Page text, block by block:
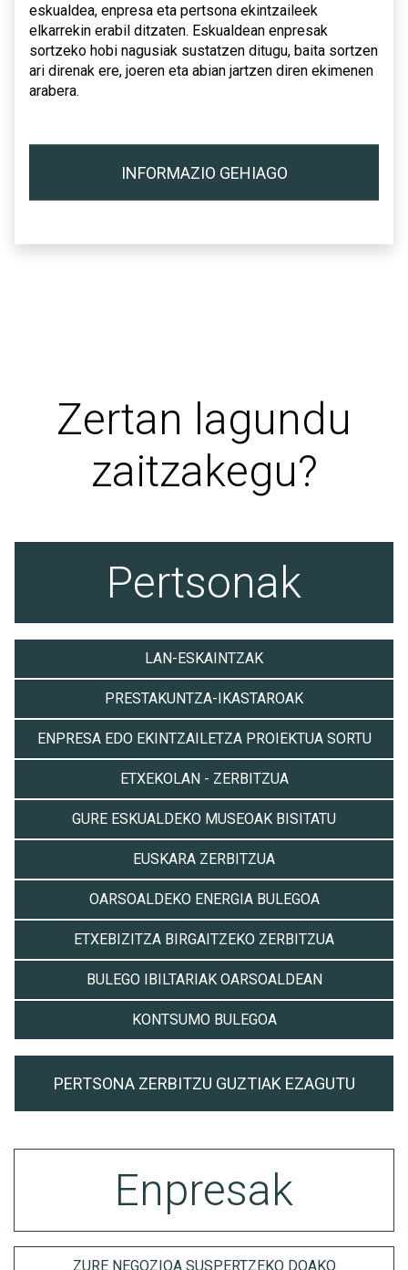
eskualdea, enpresa eta pertsona ekintzaileek
elkarrekin erabil ditzaten. Eskualdean enpresak
sortzeko hobi nagusiak sustatzen ditugu, baita sortzen
ari direnak ere, joeren eta abian jartzen diren ekimenen
arabera.
INFORMAZIO GEHIAGO
Zertan lagundu
zaitzakegu?
Pertsonak
LAN-ESKAINTZAK
PRESTAKUNTZA-IKASTAROAK
ENPRESA EDO EKINTZAILETZA PROIEKTUA SORTU
ETXEKOLAN - ZERBITZUA
GURE ESKUALDEKO MUSEOAK BISITATU
EUSKARA ZERBITZUA
OARSOALDEKO ENERGIA BULEGOA
ETXEBIZITZA BIRGAITZEKO ZERBITZUA
BULEGO IBILTARIAK OARSOALDEAN
KONTSUMO BULEGOA
PERTSONA ZERBITZU GUZTIAK EZAGUTU
Enpresak
ZURE NEGOZIOA SUSPERTZEKO DOAKO